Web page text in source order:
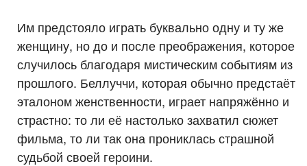
Им предстояло играть буквально одну и ту же
женщину, но до и после преображения, которое
случилось благодаря мистическим событиям из
прошлого. Беллуччи, которая обычно предстаёт
эталоном женственности, играет напряжённо и
страстно: то ли её настолько захватил сюжет
фильма, то ли так она прониклась страшной
судьбой своей героини.